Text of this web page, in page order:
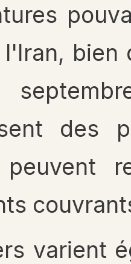
bien
des
peuvent
varient